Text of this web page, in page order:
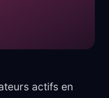
actifs en